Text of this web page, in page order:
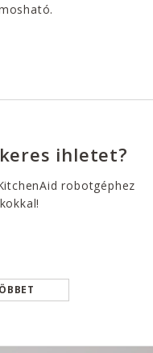
ihletet?
robotgéphez